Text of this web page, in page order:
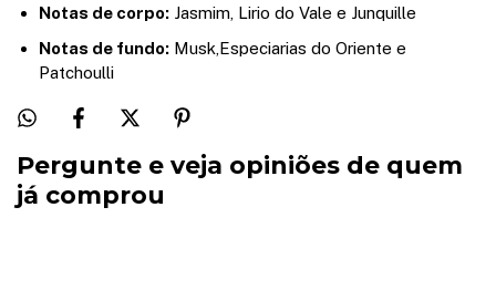
Notas de corpo: Jasmim, Lirio do Vale e Junquille
Notas de fundo: Musk,Especiarias do Oriente e
Patchoulli
Pergunte e veja opiniões de quem
já comprou